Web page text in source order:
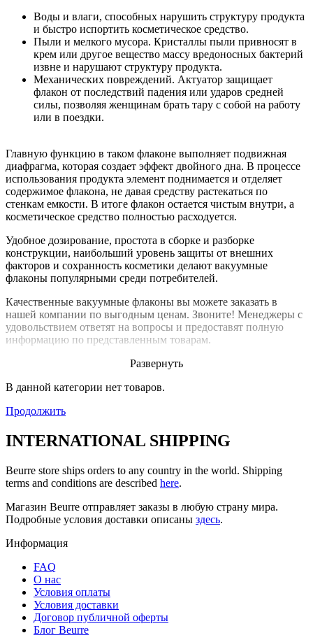
Воды и влаги, способных нарушить структуру продукта
и быстро испортить косметическое средство.
Пыли и мелкого мусора. Кристаллы пыли привносят в
крем или другое вещество массу вредоносных бактерий
извне и нарушают структуру продукта.
Механических повреждений. Актуатор защищает
флакон от последствий падения или ударов средней
силы, позволяя женщинам брать тару с собой на работу
или в поездки.
Главную функцию в таком флаконе выполняет подвижная
диафрагма, которая создает эффект двойного дна. В процессе
использования продукта элемент поднимается и отделяет
содержимое флакона, не давая средству растекаться по
стенкам емкости. В итоге флакон остается чистым внутри, а
косметическое средство полностью расходуется.
Удобное дозирование, простота в сборке и разборке
конструкции, наибольший уровень защиты от внешних
факторов и сохранность косметики делают вакуумные
флаконы популярными среди потребителей.
Качественные вакуумные флаконы вы можете заказать в
нашей компании по выгодным ценам. Звоните! Менеджеры с
удовольствием ответят на вопросы и предоставят полную
информацию по представленным товарам.
Развернуть
В данной категории нет товаров.
Продолжить
INTERNATIONAL SHIPPING
Beurre store ships orders to any country in the world. Shipping
terms and conditions are described here.
Магазин Beurre отправляет заказы в любую страну мира.
Подробные условия доставки описаны здесь.
Информация
FAQ
O нас
Условия оплаты
Условия доставки
Договор публичной оферты
Блог Beurre